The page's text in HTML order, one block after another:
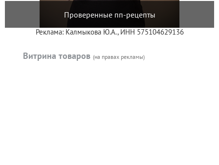
Проверенные пп-рецепты
Реклама: Калмыкова Ю.А., ИНН 575104629136
Витрина товаров (на правах рекламы)